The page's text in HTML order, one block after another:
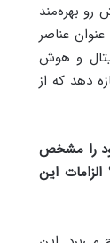
بهره‌مند
عناصر
و هوش
دهد که از
را مشخص
این